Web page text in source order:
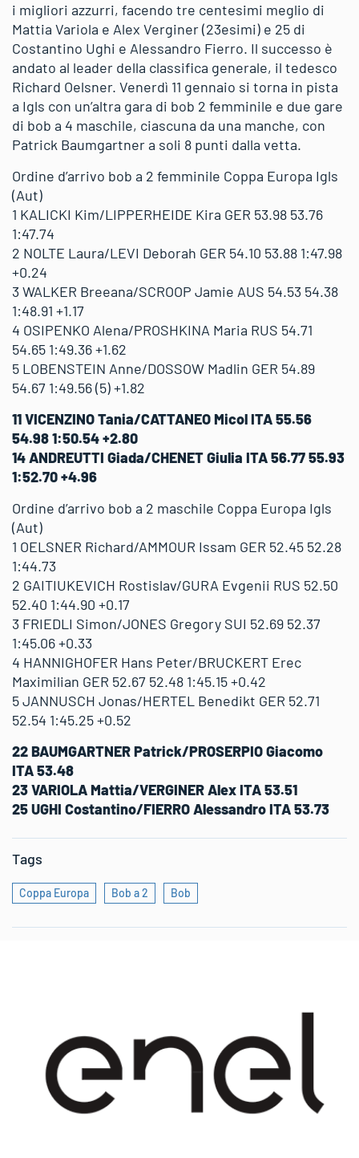
i migliori azzurri, facendo tre centesimi meglio di
Mattia Variola e Alex Verginer (23esimi) e 25 di
Costantino Ughi e Alessandro Fierro. Il successo è
andato al leader della classifica generale, il tedesco
Richard Oelsner. Venerdì 11 gennaio si torna in pista
a Igls con un’altra gara di bob 2 femminile e due gare
di bob a 4 maschile, ciascuna da una manche, con
Patrick Baumgartner a soli 8 punti dalla vetta.
Ordine d’arrivo bob a 2 femminile Coppa Europa Igls
(Aut)
1 KALICKI Kim/LIPPERHEIDE Kira GER 53.98 53.76
1:47.74
2 NOLTE Laura/LEVI Deborah GER 54.10 53.88 1:47.98
+0.24
3 WALKER Breeana/SCROOP Jamie AUS 54.53 54.38
1:48.91 +1.17
4 OSIPENKO Alena/PROSHKINA Maria RUS 54.71
54.65 1:49.36 +1.62
5 LOBENSTEIN Anne/DOSSOW Madlin GER 54.89
54.67 1:49.56 (5) +1.82
11 VICENZINO Tania/CATTANEO Micol ITA 55.56
54.98 1:50.54 +2.80
14 ANDREUTTI Giada/CHENET Giulia ITA 56.77 55.93
1:52.70 +4.96
Ordine d’arrivo bob a 2 maschile Coppa Europa Igls
(Aut)
1 OELSNER Richard/AMMOUR Issam GER 52.45 52.28
1:44.73
2 GAITIUKEVICH Rostislav/GURA Evgenii RUS 52.50
52.40 1:44.90 +0.17
3 FRIEDLI Simon/JONES Gregory SUI 52.69 52.37
1:45.06 +0.33
4 HANNIGHOFER Hans Peter/BRUCKERT Erec
Maximilian GER 52.67 52.48 1:45.15 +0.42
5 JANNUSCH Jonas/HERTEL Benedikt GER 52.71
52.54 1:45.25 +0.52
22 BAUMGARTNER Patrick/PROSERPIO Giacomo
ITA 53.48
23 VARIOLA Mattia/VERGINER Alex ITA 53.51
25 UGHI Costantino/FIERRO Alessandro ITA 53.73
Tags
Coppa Europa Bob a 2 Bob